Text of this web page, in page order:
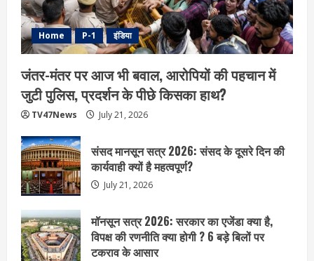
Home P-1 इंडिया
जंतर-मंतर पर आज भी बवाल, आरोपियों की पहचान में
जुटी पुलिस, प्रदर्शन के पीछे किसका हाथ?
TV47News July 21, 2026
संसद मानसून सत्र 2026: संसद के दूसरे दिन की
कार्यवाही क्यों है महत्वपूर्ण?
July 21, 2026
मॉनसून सत्र 2026: सरकार का एजेंडा क्या है,
विपक्ष की रणनीति क्या होगी ? 6 बड़े बिलों पर
टकराव के आसार